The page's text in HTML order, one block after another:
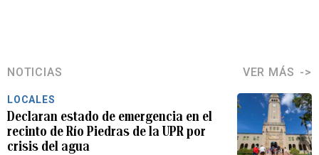
NOTICIAS VER MÁS
LOCALES
Declaran estado de emergencia en el
recinto de Río Piedras de la UPR por
crisis del agua